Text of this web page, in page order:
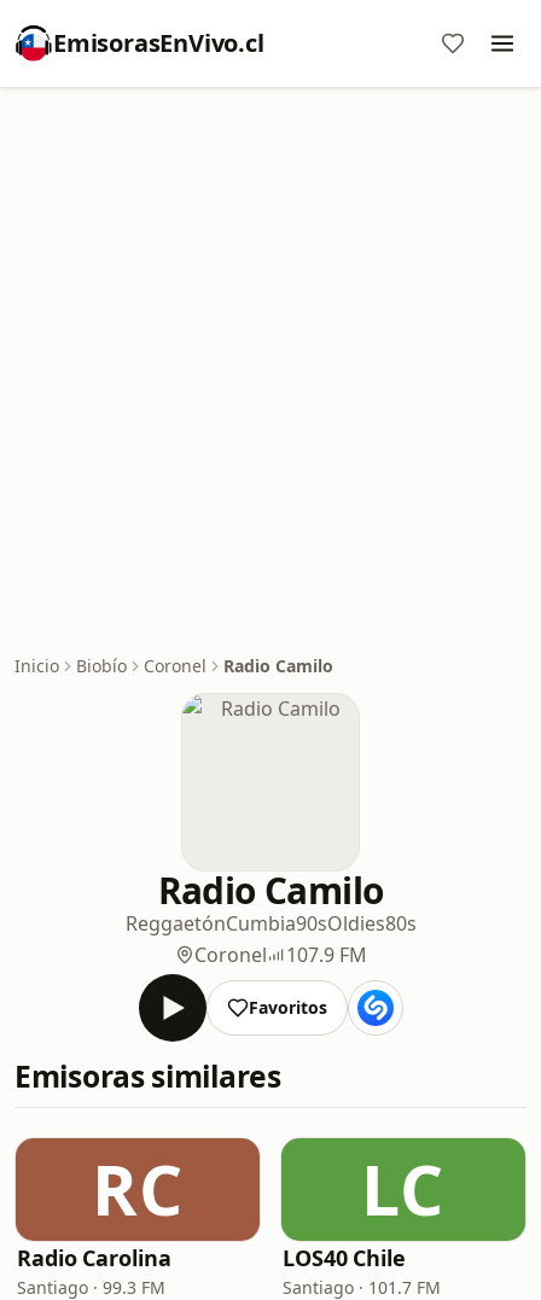
EmisorasEnVivo.cl
Inicio Biobío Coronel Radio Camilo
Radio Camilo
ReggaetónCumbia90sOldies80s
Coronel
107.9 FM
Favoritos
Emisoras similares
RC
Radio Carolina
Santiago · 99.3 FM
LC
LOS40 Chile
Santiago · 101.7 FM